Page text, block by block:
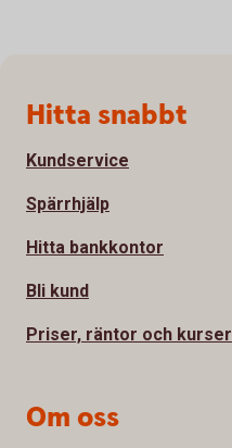
Sidfot
Hitta snabbt
Kundservice
Spärrhjälp
Hitta bankkontor
Bli kund
Priser, räntor och kurser
Om oss